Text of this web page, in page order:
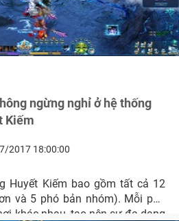
ngừng nghỉ ở hệ thống
Kiếm
2017 18:00:00
Huyết Kiếm bao gồm tất cả 12
và 5 phó bản nhóm). Mỗi phó
khác nhau, tạo nên sự đa dạng